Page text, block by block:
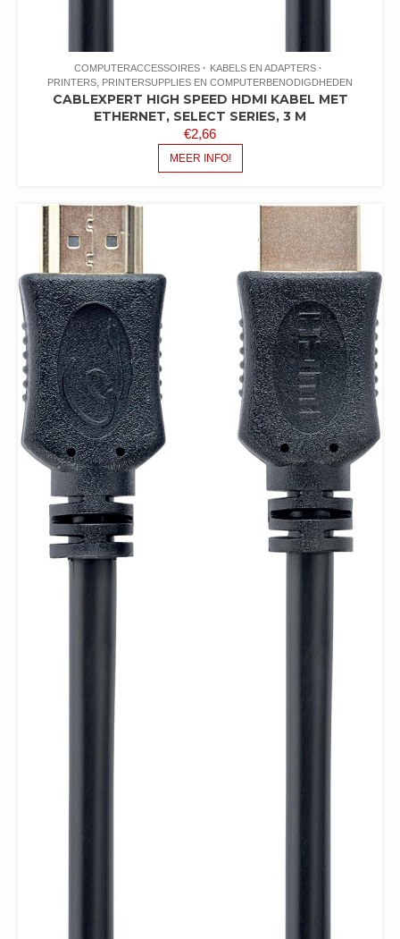
COMPUTERACCESSOIRES
KABELS EN ADAPTERS
PRINTERS, PRINTERSUPPLIES EN COMPUTERBENODIGDHEDEN
CABLEXPERT HIGH SPEED HDMI KABEL MET
ETHERNET, SELECT SERIES, 3 M
€2,66
MEER INFO!